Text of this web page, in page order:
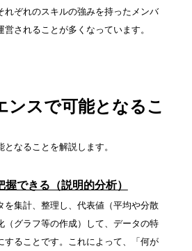
れぞれのスキルの強みを持ったメンバ
されることが多くなっています。
ンスで可能となるこ
なることを解説します。
できる（説明的分析）
を集計、整理し、代表値（平均や分散
（グラフ等の作成）して、データの特
することです。これによって、「何が